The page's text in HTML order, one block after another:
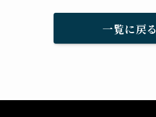
一覧に戻る